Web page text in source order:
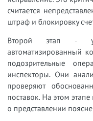
считается
штраф и блокировку
Второй этап -
автоматизированный
подозрительные
инспекторы. Они
проверяют
поставок. На этом
о представлении